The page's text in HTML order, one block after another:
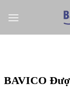
qua
BAVICO